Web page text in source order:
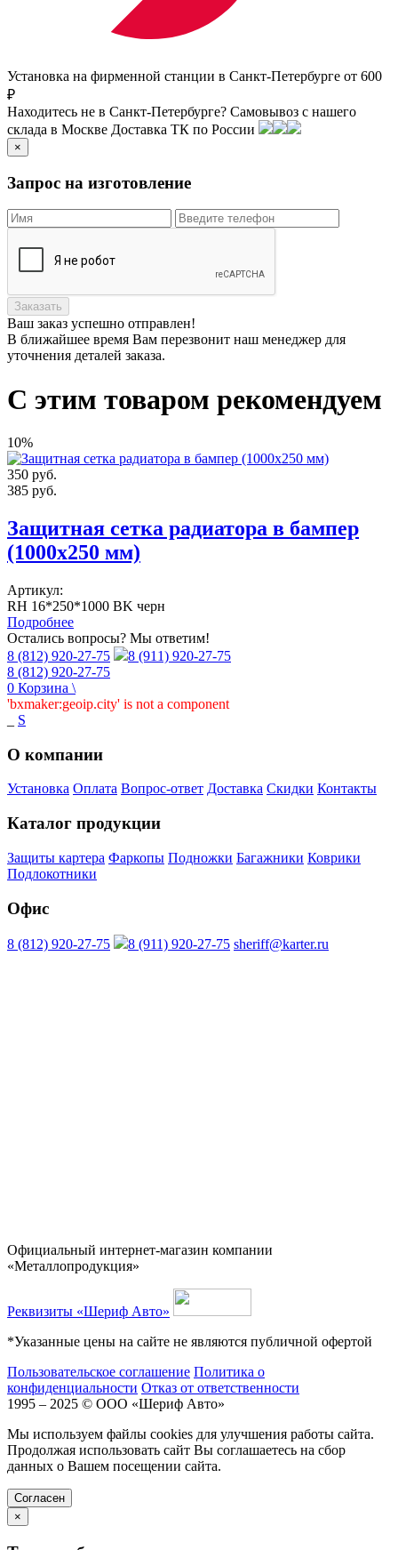
Установка на фирменной станции в Санкт-Петербурге от 600
₽
Находитесь не в Санкт-Петербурге? Самовывоз с нашего
склада в Москве Доставка ТК по России
×
Запрос на изготовление
Заказать
Ваш заказ успешно отправлен!
В ближайшее время Вам перезвонит наш менеджер для
уточнения деталей заказа.
С этим товаром рекомендуем
10%
350 руб.
385 руб.
Защитная сетка радиатора в бампер
(1000х250 мм)
Артикул:
RH 16*250*1000 BK черн
Подробнее
Остались вопросы? Мы ответим!
8 (812) 920-27-75
8 (911) 920-27-75
8 (812) 920-27-75
0 Корзина \
'bxmaker:geoip.city' is not a component
S
О компании
Установка Оплата Вопрос-ответ Доставка Скидки Контакты
Каталог продукции
Защиты картера Фаркопы Подножки Багажники Коврики
Подлокотники
Офис
8 (812) 920-27-75 8 (911) 920-27-75 sheriff@karter.ru
Официальный интернет-магазин компании
«Металлопродукция»
Реквизиты «Шериф Авто»
*Указанные цены на сайте не являются публичной офертой
Пользовательское соглашение Политика о
конфиденциальности Отказ от ответственности
1995 – 2025 © ООО «Шериф Авто»
Мы используем файлы cookies для улучшения работы сайта.
Продолжая использовать сайт Вы соглашаетесь на сбор
данных о Вашем посещении сайта.
Cогласен
×